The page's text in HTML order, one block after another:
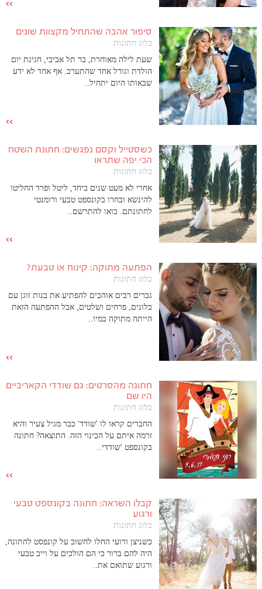
סיפור אהבה שהתחיל מקצוות שונים
בלוג חתונות
שעת לילה מאוחרת, בר תל אביבי, חגיגת יום
הולדת וגורל אחד שהתערב. אף אחד לא ידע
שבאותו היום יתחיל..
כשסטייל וקסם נפגשים: חתונת השטח
הכי יפה שתראו
בלוג חתונות
אחרי לא מעט שנים ביחד, ליטל ופרד החליטו
להינשא ובחרו בקונספט טבעי ורומנטי
לחתונתם. בואו להתרשם..
הפתעה מתוקה: קינוח או טבעת?
בלוג חתונות
גברים רבים אוהבים להפתיע את בנות זוגן עם
בלונים, פרחים ושלטים, אבל ההפתעה הזאת
הייתה מתוקה במיו..
חתונה מהסרטים: גם שודדי הקאריביים
היו שם
בלוג חתונות
החברים קראו לו 'שודד' כבר מגיל צעיר והיא
זרמה איתם על הכינוי הזה. התוצאה? חתונה
בקונספט 'שודדי..
קבלו השראה: חתונה בקונספט טבעי
ורגוע
בלוג חתונות
כשניצן ורועי החלו לחשוב על קונפסט לחתונה,
היה להם ברור כי הם הולכים על וייב טבעי
ורגוע שתואם את..